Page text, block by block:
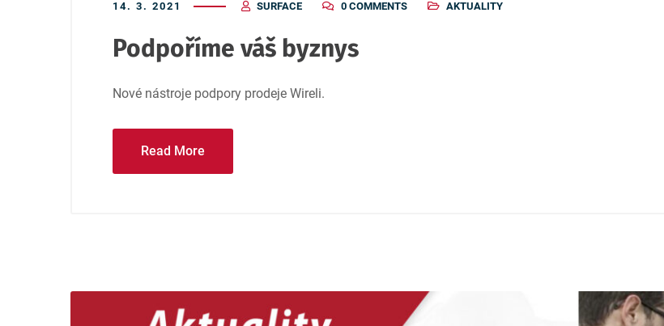
14. 3. 2021 SURFACE 0 COMMENTS AKTUALITY
Podpoříme váš byznys
Nové nástroje podpory prodeje Wireli.
Read More